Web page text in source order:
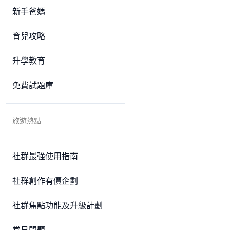
新手爸媽
育兒攻略
升學教育
免費試題庫
旅遊熱點
社群最強使用指南
社群創作有價企劃
社群焦點功能及升級計劃